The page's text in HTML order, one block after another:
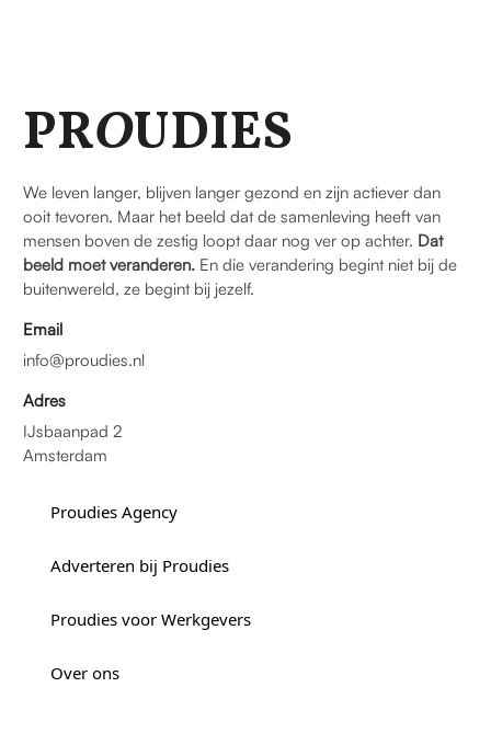
PROUDIES
We leven langer, blijven langer gezond en zijn actiever dan
ooit tevoren. Maar het beeld dat de samenleving heeft van
mensen boven de zestig loopt daar nog ver op achter. Dat
beeld moet veranderen. En die verandering begint niet bij de
buitenwereld, ze begint bij jezelf.
Email
info@proudies.nl
Adres
IJsbaanpad 2
Amsterdam
Proudies Agency
Adverteren bij Proudies
Proudies voor Werkgevers
Over ons